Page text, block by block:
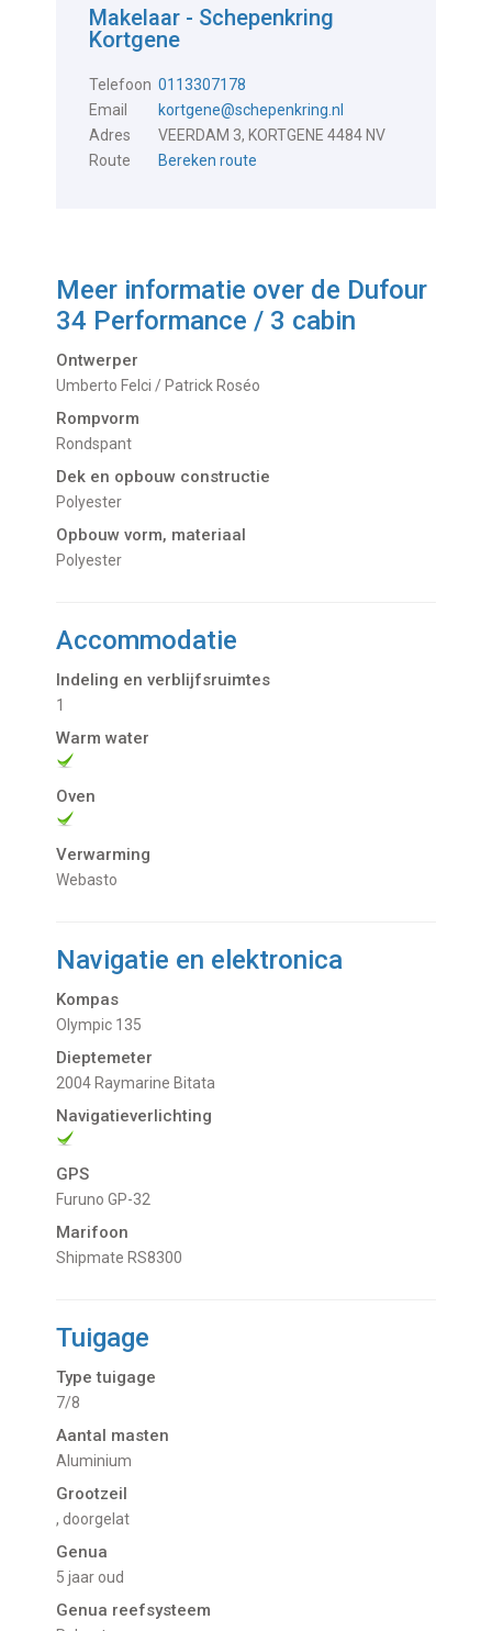
Makelaar - Schepenkring
Kortgene
Telefoon 0113307178
Email
kortgene@schepenkring.nl
Adres
VEERDAM 3, KORTGENE 4484 NV
Route
Bereken route
Meer informatie over de Dufour
34 Performance / 3 cabin
Ontwerper
Umberto Felci / Patrick Roséo
Rompvorm
Rondspant
Dek en opbouw constructie
Polyester
Opbouw vorm, materiaal
Polyester
Accommodatie
Indeling en verblijfsruimtes
1
Warm water
Oven
Verwarming
Webasto
Navigatie en elektronica
Kompas
Olympic 135
Dieptemeter
2004 Raymarine Bitata
Navigatieverlichting
GPS
Furuno GP-32
Marifoon
Shipmate RS8300
Tuigage
Type tuigage
7/8
Aantal masten
Aluminium
Grootzeil
, doorgelat
Genua
5 jaar oud
Genua reefsysteem